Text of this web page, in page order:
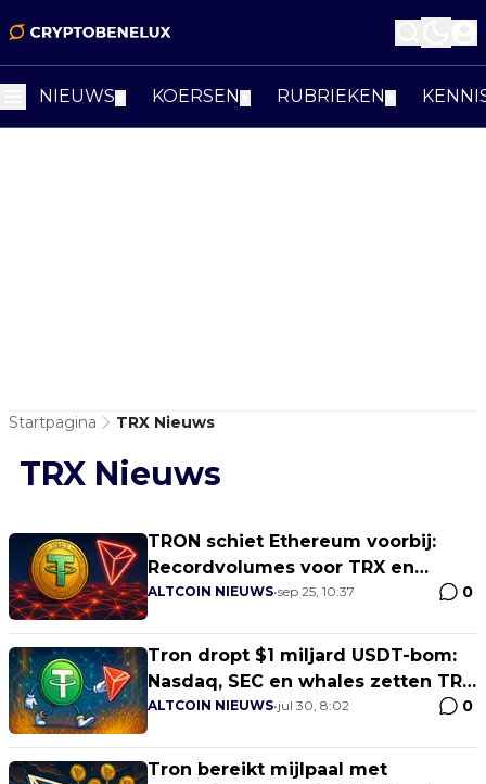
NIEUWS KOERSEN RUBRIEKEN
Startpagina TRX Nieuws
TRX Nieuws
TRON schiet Ethereum voorbij:
Recordvolumes voor TRX en
stablecoins!
ALTCOIN NIEUWS•sep 25, 10:37 0
Tron dropt $1 miljard USDT-bom:
Nasdaq, SEC en whales zetten TRX
in vuur en vlam!
ALTCOIN NIEUWS•jul 30, 8:02 0
Tron bereikt mijlpaal met